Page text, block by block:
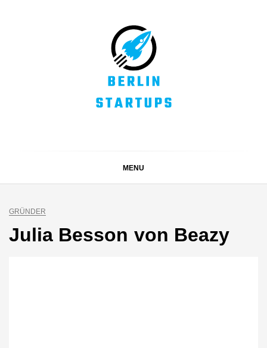
MENU
GRÜNDER
Julia Besson von Beazy